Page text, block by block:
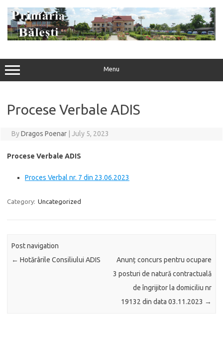
content
Menu
Procese Verbale ADIS
ByDragos Poenar July 5, 2023
Procese Verbale ADIS
Proces Verbal nr. 7 din 23.06.2023
Category: Uncategorized
Post navigation
← Hotărârile Consiliului ADIS
Anunț concurs pentru ocupare
3 posturi de natură contractuală
de îngrijitor la domiciliu nr
19132 din data 03.11.2023 →